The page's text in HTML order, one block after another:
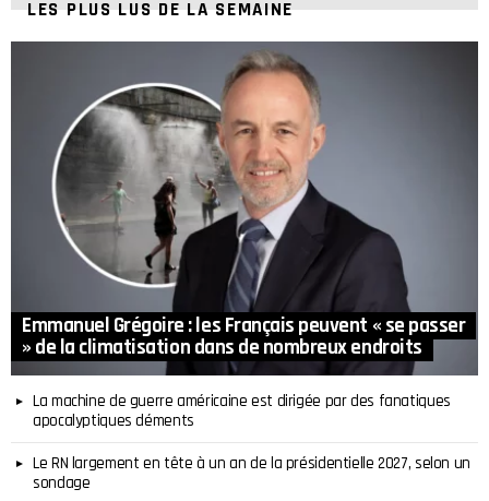
LES PLUS LUS DE LA SEMAINE
Emmanuel Grégoire : les Français peuvent « se passer
» de la climatisation dans de nombreux endroits
La machine de guerre américaine est dirigée par des fanatiques
apocalyptiques déments
Le RN largement en tête à un an de la présidentielle 2027, selon un
sondage